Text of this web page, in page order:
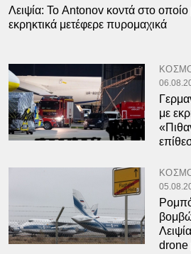
Λειψία: Το Antonov κοντά στο
εκρηκτικά μετέφερε πυρομαχικά
με
drone